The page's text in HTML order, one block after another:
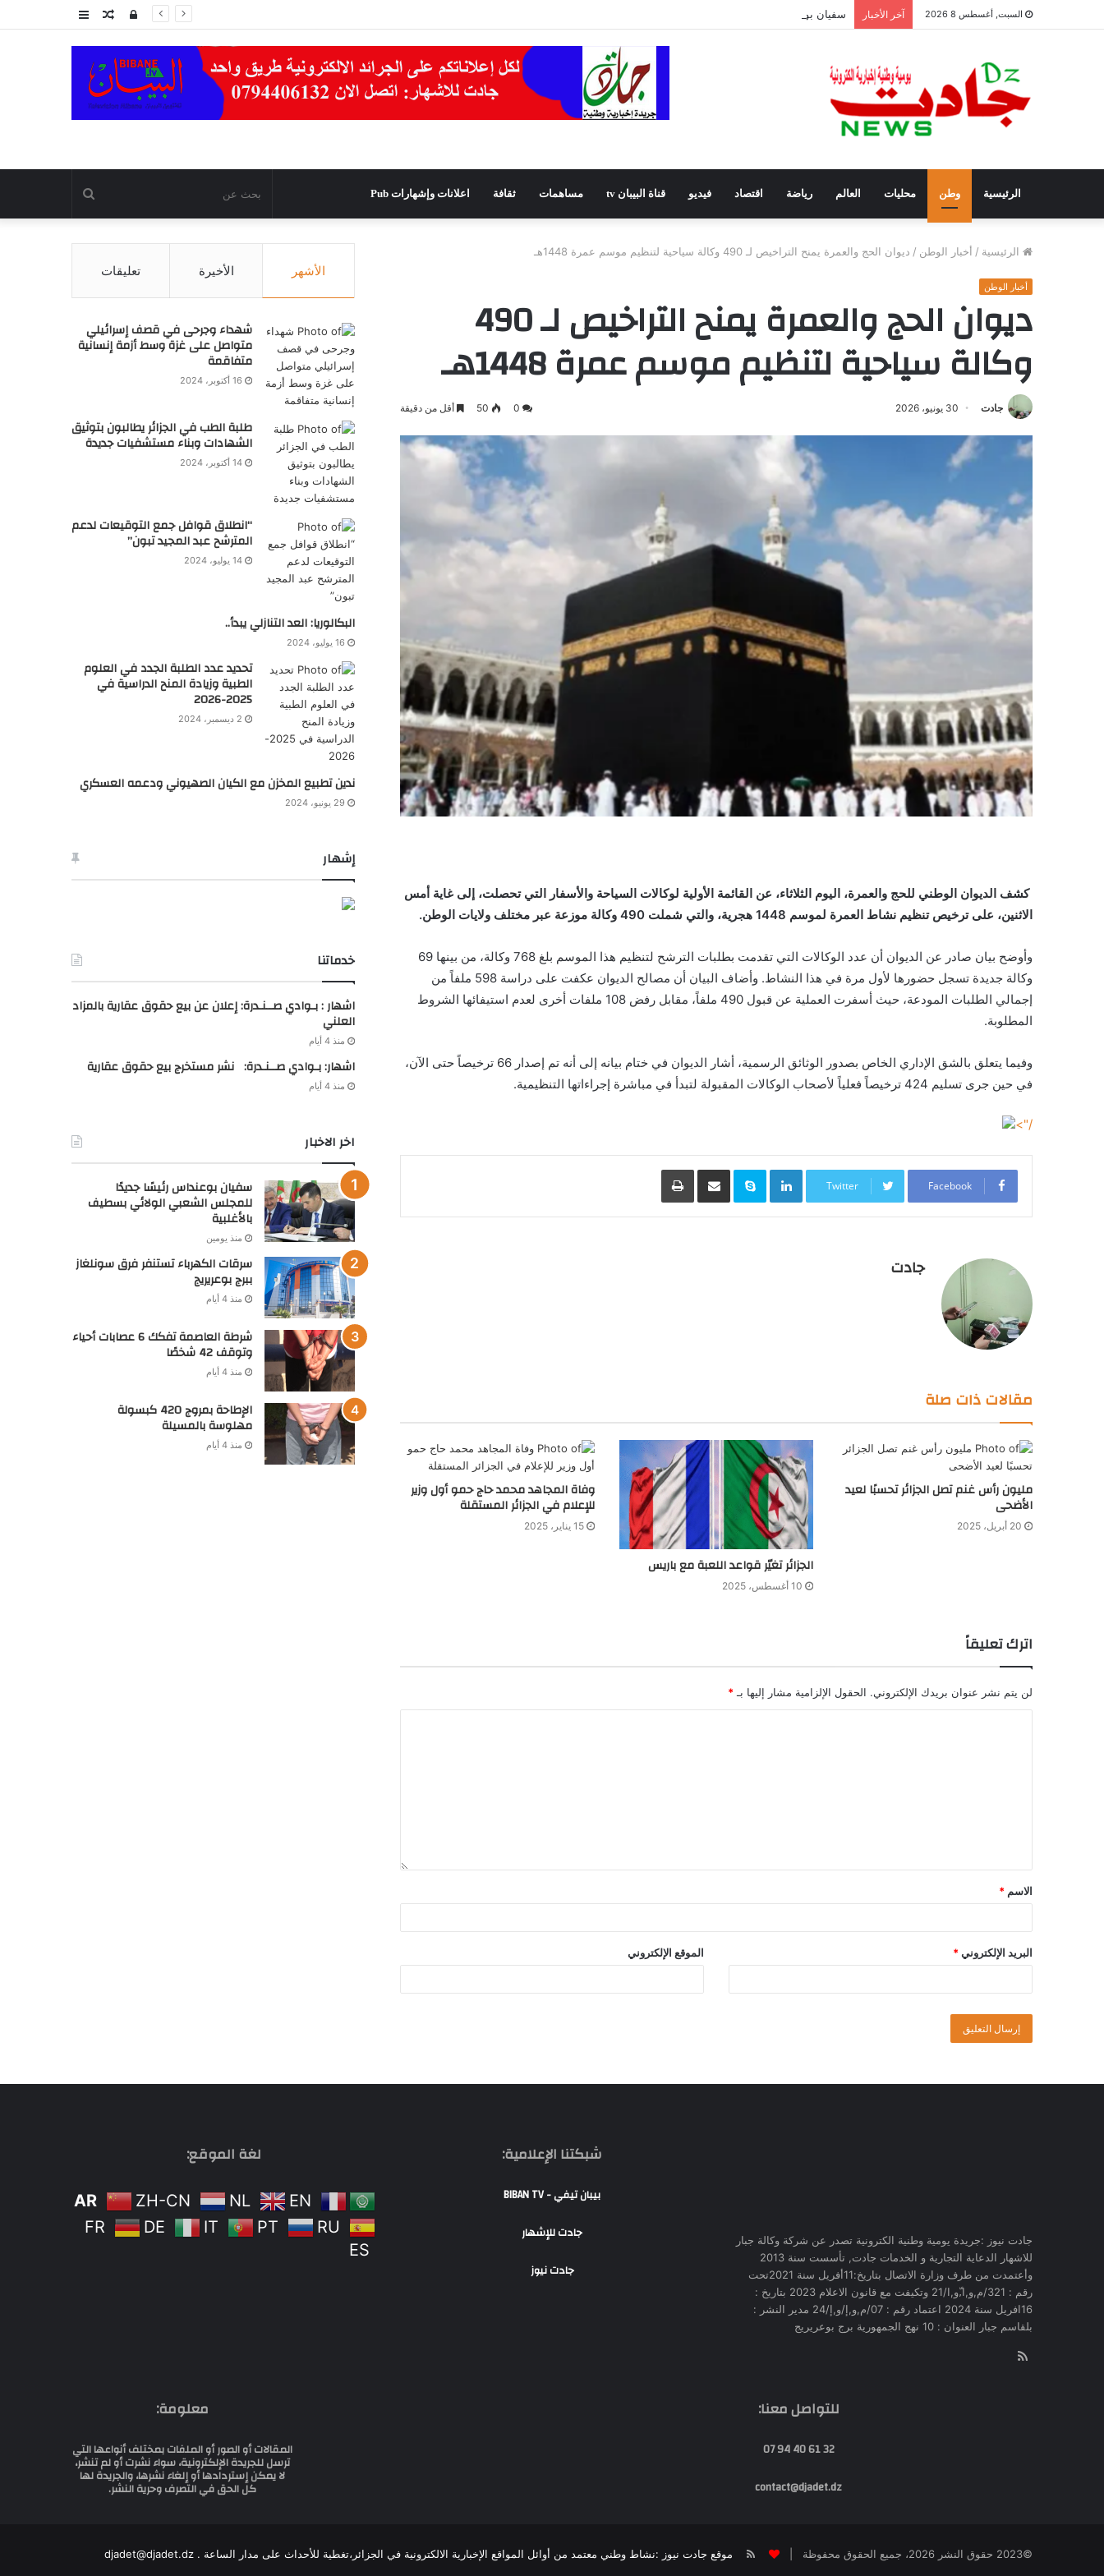
السبت, أغسطس 8 2026 آخر الأخبار سفيان بوعنداس رئيسًا جديدًا للمجلس الشعبي الولائي بسطيف بالأغلبية عمودمقالتسجيل
الرئيسية وطن محليات العالم رياضة اقتصاد فيديو قناة البيبان tv مساهمات ثقافة اعلانات وإشهارات Pub بحث
عن
الرئيسية / أخبار الوطن / ديوان الحج والعمرة يمنح التراخيص لـ 490 وكالة سياحية لتنظيم موسم عمرة 1448هـ
أخبار الوطن
ديوان الحج والعمرة يمنح التراخيص لـ 490
وكالة سياحية لتنظيم موسم عمرة 1448هـ
جادت 30 يونيو، 2026 0
50 أقل من دقيقة
كشف الديوان الوطني للحج والعمرة، اليوم الثلاثاء، عن القائمة الأولية لوكالات السياحة والأسفار التي تحصلت، إلى غاية أمس
الاثنين، على ترخيص تنظيم نشاط العمرة لموسم 1448 هجرية، والتي شملت 490 وكالة موزعة عبر مختلف ولايات الوطن.
وأوضح بيان صادر عن الديوان أن عدد الوكالات التي تقدمت بطلبات الترشح لتنظيم هذا الموسم بلغ 768 وكالة، من بينها 69
وكالة جديدة تسجل حضورها لأول مرة في هذا النشاط. وأضاف البيان أن مصالح الديوان عكفت على دراسة 598 ملفاً من
إجمالي الطلبات المودعة، حيث أسفرت العملية عن قبول 490 ملفاً، مقابل رفض 108 ملفات أخرى لعدم استيفائها الشروط
المطلوبة.
وفيما يتعلق بالشق الإداري الخاص بصدور الوثائق الرسمية، أشار الديوان في ختام بيانه إلى أنه تم إصدار 66 ترخيصاً حتى الآن،
في حين جرى تسليم 424 ترخيصاً فعلياً لأصحاب الوكالات المقبولة لتبدأ في مباشرة إجراءاتها التنظيمية.
/">
Facebook
Twitter
LinkedIn
Skype مشاركة عبر البريد طباعة
جادت
مقالات ذات صلة
مليون رأس غنم تصل الجزائر تحسبًا لعيد
الأضحى
20 أبريل، 2025
الجزائر تغيّر قواعد اللعبة مع باريس
10 أغسطس، 2025
وفاة المجاهد محمد حاج حمو أول وزير
للإعلام في الجزائر المستقلة
15 يناير، 2025
اترك تعليقاً
لن يتم نشر عنوان بريدك الإلكتروني. الحقول الإلزامية مشار إليها بـ *
الاسم *
البريد الإلكتروني * الموقع الإلكتروني
الأشهر الأخيرة تعليقات
شهداء وجرحى في قصف إسرائيلي
متواصل على غزة وسط أزمة إنسانية
متفاقمة
16 أكتوبر، 2024
طلبة الطب في الجزائر يطالبون بتوثيق
الشهادات وبناء مستشفيات جديدة
14 أكتوبر، 2024
“انطلاق قوافل جمع التوقيعات لدعم
المترشح عبد المجيد تبون”
14 يوليو، 2024
البكالوريا: العد التنازلي يبدأ..
16 يوليو، 2024
تحديد عدد الطلبة الجدد في العلوم
الطبية وزيادة المنح الدراسية في
2025-2026
2 ديسمبر، 2024
ندين تطبيع المخزن مع الكيان الصهيوني ودعمه العسكري
29 يونيو، 2024
إشهار
خدماتنا
اشهار : بـوادي صــنـدرة: إعلان عن بيع حقوق عقارية بالمزاد
العلني
منذ 4 أيام
اشهار: بـوادي صــنـدرة: نشر مستخرج بيع حقوق عقارية
منذ 4 أيام
اخر الاخبار
سفيان بوعنداس رئيسًا جديدًا
جادت نيوز :جريدة يومية وطنية الكترونية تصدر عن شركة وكالة جبار
للاشهار الدعاية التجارية و الخدمات جادت, تأسست سنة 2013
وأعتمدت من طرف وزارة الاتصال بتاريخ:11أفريل سنة 2021تحت
رقم : 321/م,و,ا,ّو,ا/21 وتكيفت مع قانون الاعلام 2023 بتاريخ :
16افريل سنة 2024 اعتماد رقم : 07/م,و,إ/و,إ/24 مدير النشر :
بلقاسم جبار العنوان : 10 نهج الجمهورية برج بوعريريج
شبكتنا الإعلامية:
بيبان تيفي - BIBAN TV
جادت للإشهار
جادت نيوز
لغة الموقع:
AR ZH-CN NL
EN
FR
DE IT PT
RU
ES
للتواصل معنا:
32 61 40 94 07
contact@djadet.dz
معلومة:
المقالات أو الصور أو الملفات بمختلف أنواعها التي
ترسل للجريدة الإلكترونية، سواء نشرت أو لم تنشر،
لا يمكن إستردادها أو إلغاء نشرها، والجريدة لها
كل الحق في التصرف وحرية النشر.
©2023 حقوق النشر 2026، جميع الحقوق محفوظة | موقع جادت نيوز :نشاط وطني معتمد من أوائل المواقع الإخبارية الالكترونية في الجزائر،تغطية للأحداث على مدار الساعة . djadet@djadet.dzRSS